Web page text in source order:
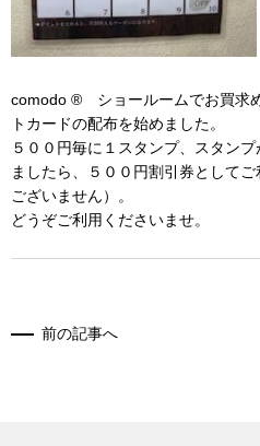
comodo ® ショールームでお買求
トカードの配布を始めました。
５００円毎に１スタンプ、スタン
ましたら、５００円割引券として
ございません）。
どうぞご利用くださいませ。
前の記事へ